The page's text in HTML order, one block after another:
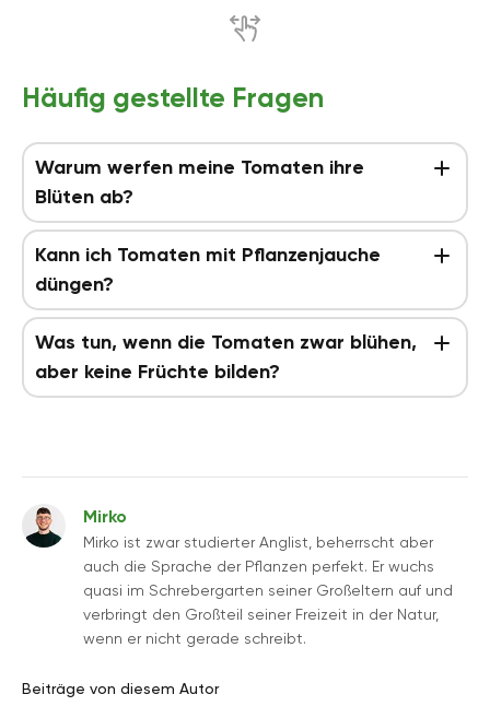
Häufig gestellte Fragen
Warum werfen meine Tomaten ihre
Blüten ab?
Kann ich Tomaten mit Pflanzenjauche
düngen?
Was tun, wenn die Tomaten zwar blühen,
aber keine Früchte bilden?
Mirko
Mirko ist zwar studierter Anglist, beherrscht aber
auch die Sprache der Pflanzen perfekt. Er wuchs
quasi im Schrebergarten seiner Großeltern auf und
verbringt den Großteil seiner Freizeit in der Natur,
wenn er nicht gerade schreibt.
Beiträge von diesem Autor